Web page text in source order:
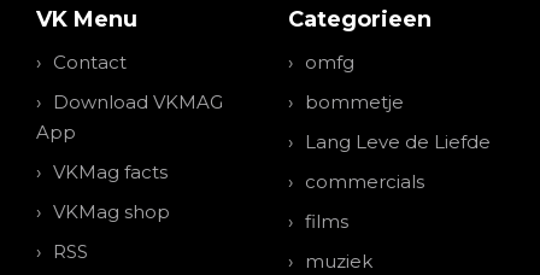
VK Menu
Contact
Download VKMAG
App
VKMag facts
VKMag shop
RSS
Categorieen
omfg
bommetje
Lang Leve de Liefde
commercials
films
muziek